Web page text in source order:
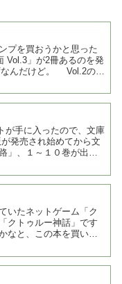
プを買おうかと思った
Vol.3」が2冊あるのを発
ど。 Vol.2の表
が手に入ったので、文庫
」、１～１０巻が出て
いたネットゲーム「ク
クトゥルー神話」です
なと、この本を買いま